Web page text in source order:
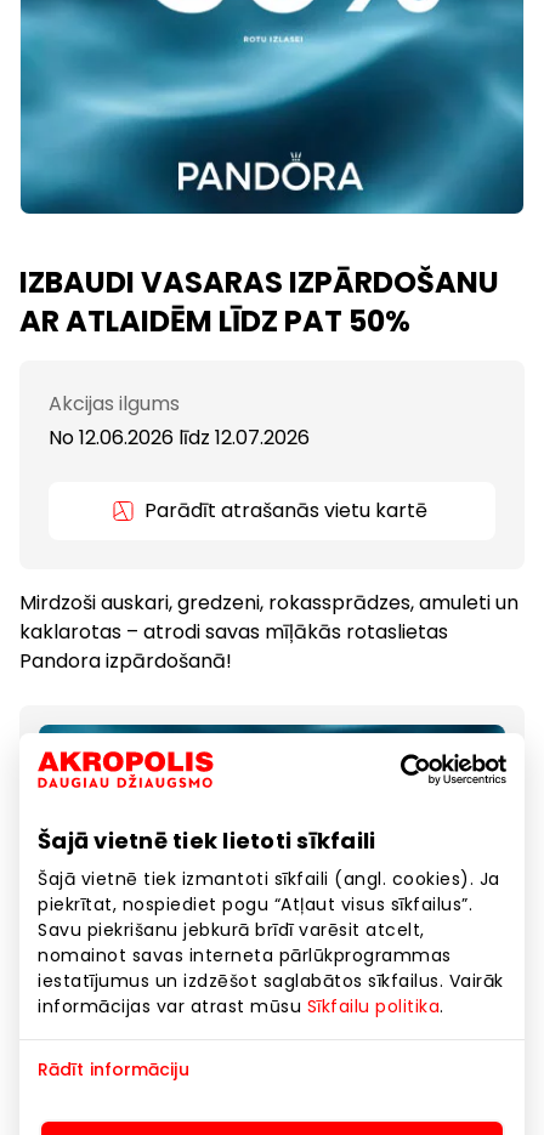
Šajā vietnē tiek lietoti sīkfaili
Šajā vietnē tiek izmantoti sīkfaili (angl. cookies). Ja
piekrītat, nospiediet pogu “Atļaut visus sīkfailus”.
Savu piekrišanu jebkurā brīdī varēsit atcelt,
nomainot savas interneta pārlūkprogrammas
iestatījumus un izdzēšot saglabātos sīkfailus. Vairāk
informācijas var atrast mūsu Sīkfailu politika.
Rādīt informāciju
IZBAUDI VASARAS IZPĀRDOŠANU
AR ATLAIDĒM LĪDZ PAT 50%
Akcijas ilgums
No 12.06.2026 līdz 12.07.2026
Parādīt atrašanās vietu kartē
Mirdzoši auskari, gredzeni, rokassprādzes, amuleti un
kaklarotas – atrodi savas mīļākās rotaslietas
Pandora izpārdošanā!